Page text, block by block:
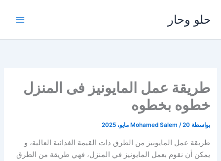
المحتوى
حلو وحار
طريقة عمل المايونيز فى المنزل
خطوه بخطوه
بواسطة Mohamed Salem /20 مايو، 2025
طريقة عمل المايونيز من الطرق ذات القيمة الغذائية العالية، و
يمكن أن نقوم بعمل المايونيز في المنزل، فهي طريقة من الطرق